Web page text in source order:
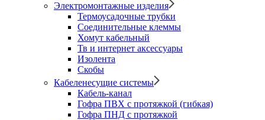
Электромонтажные изделия
Термоусадочные трубки
Соединительные клеммы
Хомут кабельный
Тв и интернет аксессуары
Изолента
Скобы
Кабеленесущие системы
Кабель-канал
Гофра ПВХ с протяжкой (гибкая)
Гофра ПНД с протяжкой